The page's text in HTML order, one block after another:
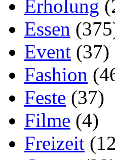
Erholung
Essen
Event (37)
Fashion
Feste (37)
Filme (4)
Freizeit